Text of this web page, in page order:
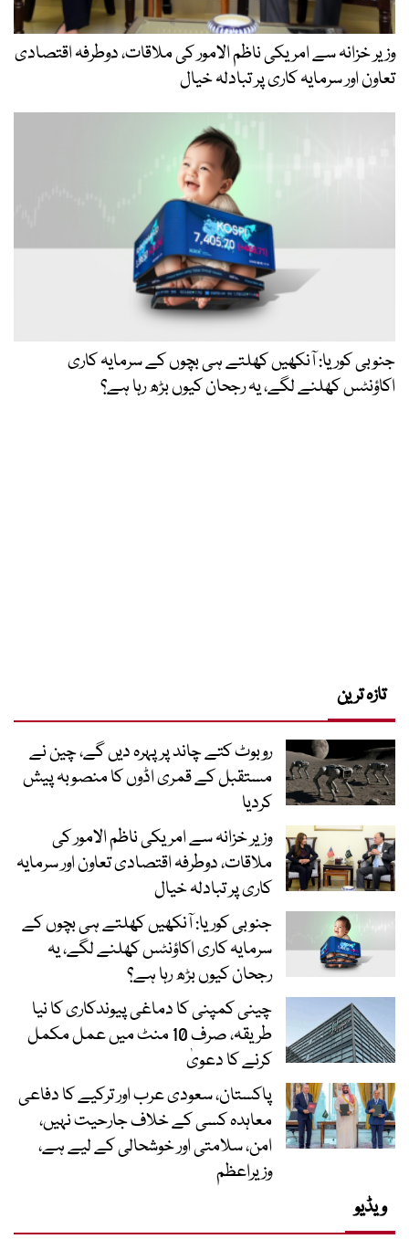
وزیر خزانہ سے امریکی ناظم الامور کی ملاقات، دوطرفہ اقتصادی
تعاون اور سرمایہ کاری پر تبادلہ خیال
جنوبی کوریا: آنکھیں کھلتے ہی بچوں کے سرمایہ کاری
اکاؤنٹس کھلنے لگے، یہ رجحان کیوں بڑھ رہا ہے؟
تازہ ترین
روبوٹ کتے چاند پر پہرہ دیں گے، چین نے
مستقبل کے قمری اڈوں کا منصوبہ پیش
کردیا
وزیر خزانہ سے امریکی ناظم الامور کی
ملاقات، دوطرفہ اقتصادی تعاون اور سرمایہ
کاری پر تبادلہ خیال
جنوبی کوریا: آنکھیں کھلتے ہی بچوں کے
سرمایہ کاری اکاؤنٹس کھلنے لگے، یہ
رجحان کیوں بڑھ رہا ہے؟
چینی کمپنی کا دماغی پیوندکاری کا نیا
طریقہ، صرف 10 منٹ میں عمل مکمل
کرنے کا دعویٰ
پاکستان، سعودی عرب اور ترکیے کا دفاعی
معاہدہ کسی کے خلاف جارحیت نہیں،
امن، سلامتی اور خوشحالی کے لیے ہے،
وزیراعظم
ویڈیو